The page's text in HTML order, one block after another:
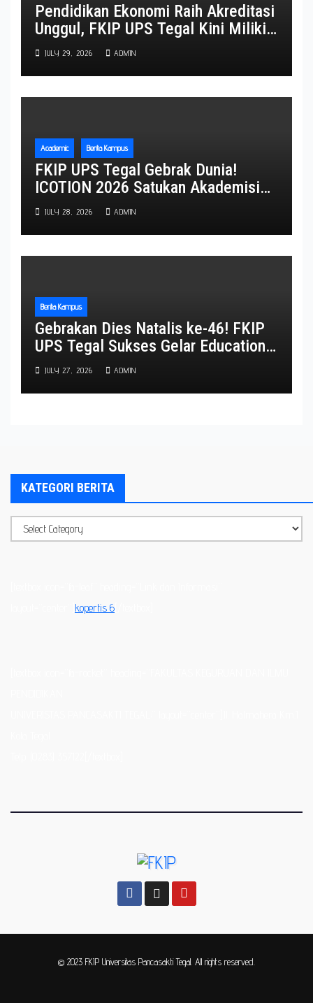
Pendidikan Ekonomi Raih Akreditasi
Unggul, FKIP UPS Tegal Kini Miliki
Lima Program Studi Berpredikat
Unggul
JULY 29, 2026 ADMIN
Academic Berita Kampus
FKIP UPS Tegal Gebrak Dunia!
ICOTION 2026 Satukan Akademisi
Empat Negara, Perkuat Diplomasi
Pendidikan Global
JULY 28, 2026 ADMIN
Berita Kampus
Gebrakan Dies Natalis ke-46! FKIP
UPS Tegal Sukses Gelar Education
Expo 2026, Ribuan Pengunjung
Padati Kampus dan Delegasi
Internasional Turut Meriahkan Acara
JULY 27, 2026 ADMIN
KATEGORI BERITA
kopertis 6